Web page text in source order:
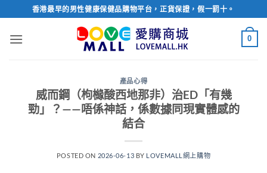
to
content
香港最早的男性健康保健品購物平台，正貨保證，假一罰十。
0
產品心得
威而鋼（枸櫞酸西地那非）治ED「有幾
勁」？——唔係神話，係數據同現實體感的
結合
POSTED ON 2026-06-13 BY LOVEMALL網上購物